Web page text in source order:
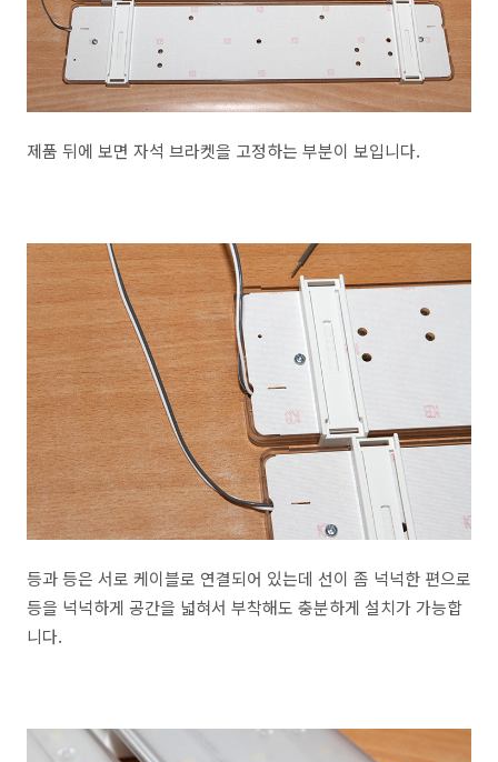
제품 뒤에 보면 자석 브라켓을 고정하는 부분이 보입니다.
등과 등은 서로 케이블로 연결되어 있는데 선이 좀 넉넉한 편으로
등을 넉넉하게 공간을 넓혀서 부착해도 충분하게 설치가 가능합
니다.